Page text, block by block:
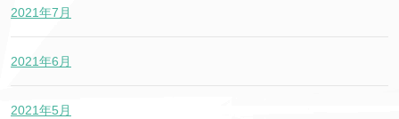
2021年7月
2021年6月
2021年5月